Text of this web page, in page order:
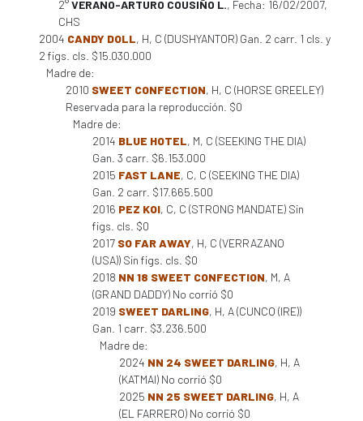
2°VERANO-ARTURO COUSIÑO L., Fecha: 16/02/2007,
CHS
2004 CANDY DOLL, H, C (DUSHYANTOR) Gan. 2 carr. 1 cls. y
2 figs. cls. $15.030.000
Madre de:
2010 SWEET CONFECTION, H, C (HORSE GREELEY)
Reservada para la reproducción. $0
Madre de:
2014 BLUE HOTEL, M, C (SEEKING THE DIA)
Gan. 3 carr. $6.153.000
2015 FAST LANE, C, C (SEEKING THE DIA)
Gan. 2 carr. $17.665.500
2016 PEZ KOI, C, C (STRONG MANDATE) Sin
figs. cls. $0
2017 SO FAR AWAY, H, C (VERRAZANO
(USA)) Sin figs. cls. $0
2018 NN 18 SWEET CONFECTION, M, A
(GRAND DADDY) No corrió $0
2019 SWEET DARLING, H, A (CUNCO (IRE))
Gan. 1 carr. $3.236.500
Madre de:
2024 NN 24 SWEET DARLING, H, A
(KATMAI) No corrió $0
2025 NN 25 SWEET DARLING, H, A
(EL FARRERO) No corrió $0